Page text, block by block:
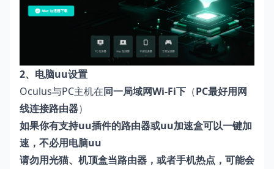
2、电脑uu设置
Oculus与PC主机在同一局域网Wi-Fi下 （PC最好用网
线连接路由器）
如果你有支持uu插件的路由器或uu加速盒可以一键加
速，不必用电脑uu
请勿用光猫、机顶盒当路由器，或者手机热点，可能会